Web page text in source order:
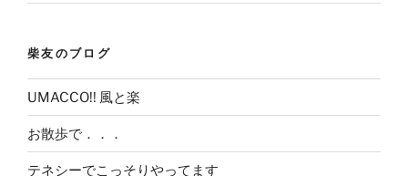
柴友のブログ
UMACCO!! 風と楽
お散歩で．．．
テネシーでこっそりやってます